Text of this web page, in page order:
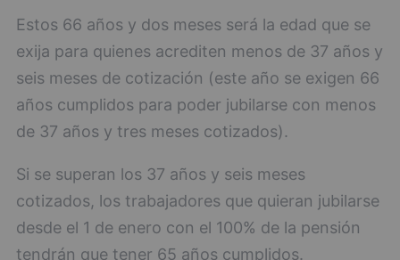
Estos 66 años y dos meses será la edad que se
exija para quienes acrediten menos de 37 años y
seis meses de cotización (este año se exigen 66
años cumplidos para poder jubilarse con menos
de 37 años y tres meses cotizados).
Si se superan los 37 años y seis meses
cotizados, los trabajadores que quieran jubilarse
desde el 1 de enero con el 100% de la pensión
tendrán que tener 65 años cumplidos.